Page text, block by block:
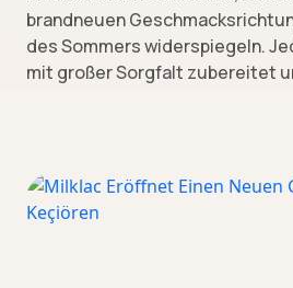
brandneuen
des Sommers widerspiegeln.
mit großer Sorgfalt zubereitet